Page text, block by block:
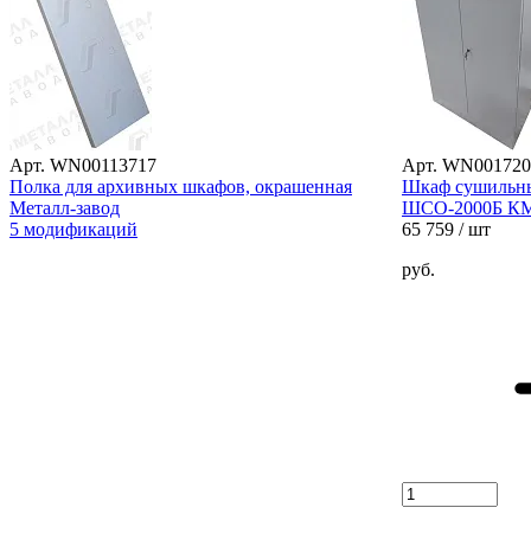
Арт. WN00113717
Полка для архивных шкафов, окрашенная
Металл-завод
5 модификаций
Арт.
Шкаф
ШСО-2000Б
65 759 / шт
руб.